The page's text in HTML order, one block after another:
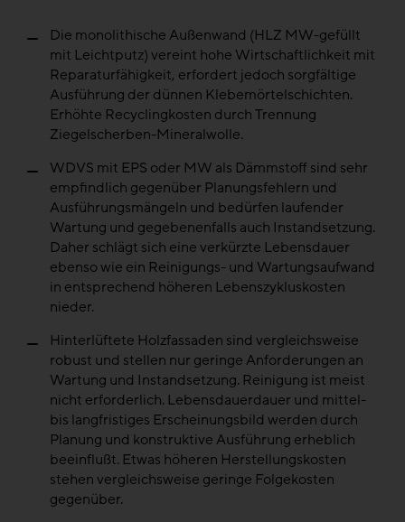
Die monolithische Außenwand (HLZ MW-gefüllt
mit Leichtputz) vereint hohe Wirtschaftlichkeit mit
Reparaturfähigkeit, erfordert jedoch sorgfältige
Ausführung der dünnen Klebemörtelschichten.
Erhöhte Recyclingkosten durch Trennung
Ziegelscherben-Mineralwolle.
WDVS mit EPS oder MW als Dämmstoff sind sehr
empfindlich gegenüber Planungsfehlern und
Ausführungsmängeln und bedürfen laufender
Wartung und gegebenenfalls auch Instandsetzung.
Daher schlägt sich eine verkürzte Lebensdauer
ebenso wie ein Reinigungs- und Wartungsaufwand
in entsprechend höheren Lebenszykluskosten
nieder.
Hinterlüftete Holzfassaden sind vergleichsweise
robust und stellen nur geringe Anforderungen an
Wartung und Instandsetzung. Reinigung ist meist
nicht erforderlich. Lebensdauerdauer und mittel-
bis langfristiges Erscheinungsbild werden durch
Planung und konstruktive Ausführung erheblich
beeinflußt. Etwas höheren Herstellungskosten
stehen vergleichsweise geringe Folgekosten
gegenüber.